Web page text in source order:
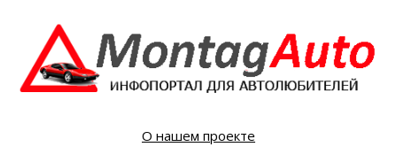
О нашем проекте